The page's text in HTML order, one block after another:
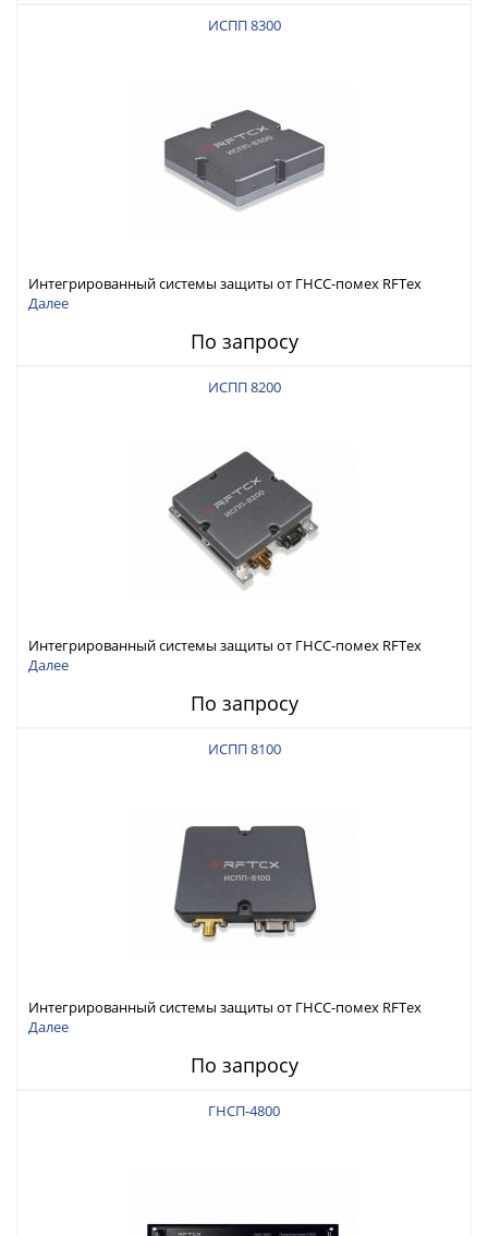
ИСПП 8300
Интегрированный системы защиты от ГНСС-помех RFТех
ИСПП 8300
Далее
По запросу
ИСПП 8200
Интегрированный системы защиты от ГНСС-помех RFТех
ИСПП 8200
Далее
По запросу
ИСПП 8100
Интегрированный системы защиты от ГНСС-помех RFТех
ИСПП 8100
Далее
По запросу
ГНСП-4800